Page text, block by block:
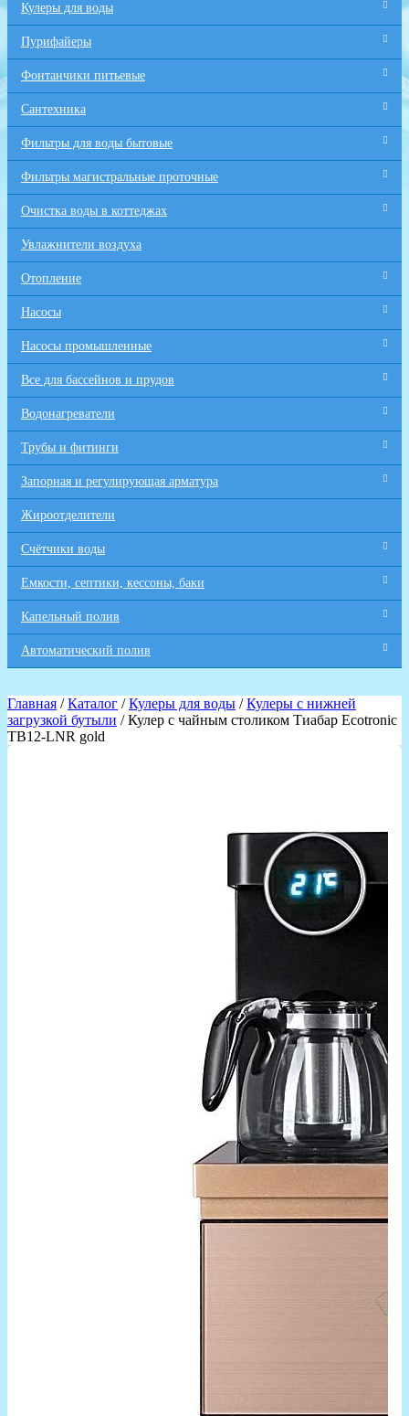
Кулеры для воды
Пурифайеры
Фонтанчики питьевые
Сантехника
Фильтры для воды бытовые
Фильтры магистральные проточные
Очистка воды в коттеджах
Увлажнители воздуха
Отопление
Насосы
Насосы промышленные
Все для бaссейнов и прудов
Водонагреватели
Трубы и фитинги
Запорная и регулирующая арматура
Жироотделители
Счётчики воды
Емкости, септики, кессоны, баки
Капельный полив
Автоматический полив
Главная /Каталог /Кулеры для воды /Кулеры с нижней
загрузкой бутыли / Кулер с чайным столиком Тиабар Ecotronic
TB12-LNR gold